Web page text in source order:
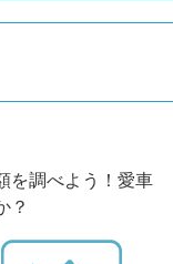
を調べよう！愛車
？